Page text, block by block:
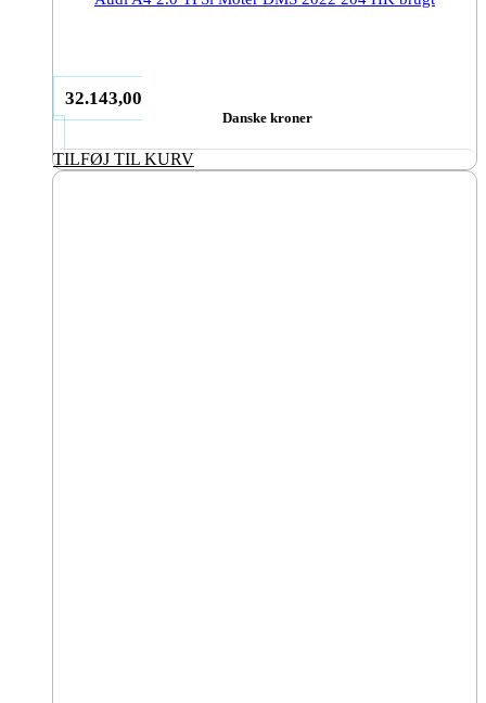
32.143,00
Danske kroner
TILFØJ TIL KURV